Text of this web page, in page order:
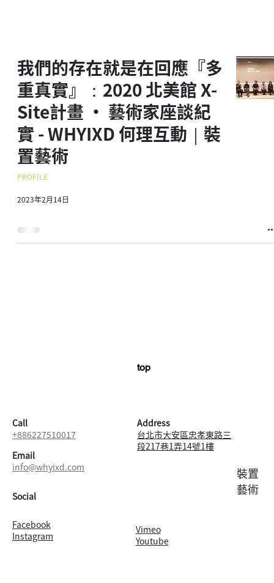
我們的存在就是在回應『多
重真實』：2020 北美館 X-
Site計畫 · 藝術家座談紀
實 - WHYIXD 何理互動｜裝
置藝術
PROFILE
2023年2月14日
top
Call
+886227510017
Address
台北市大安區忠孝東路三
段217巷1弄14號1樓
Email
info@whyixd.com
Facebook
Instagram
Social
​裝置
藝術
Vimeo
Youtube